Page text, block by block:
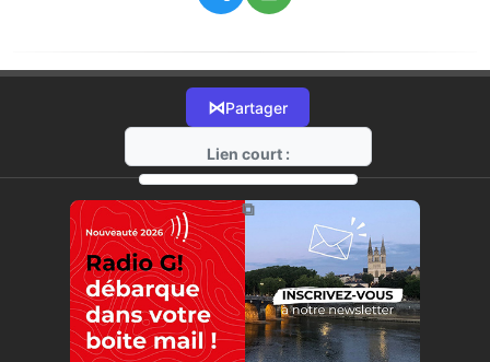
⋈Partager
Lien court :
https://radio-g.fr?13500
⧉